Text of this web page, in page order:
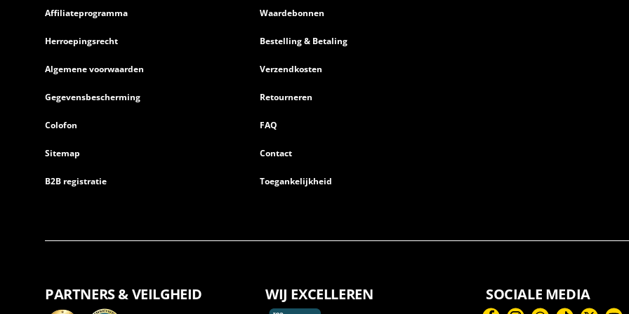
Affiliateprogramma
Herroepingsrecht
Algemene voorwaarden
Gegevensbescherming
Colofon
Sitemap
B2B registratie
Waardebonnen
Bestelling & Betaling
Verzendkosten
Retourneren
FAQ
Contact
Toegankelijkheid
PARTNERS & VEILGHEID WIJ EXCELLEREN SOCIALE MEDIA